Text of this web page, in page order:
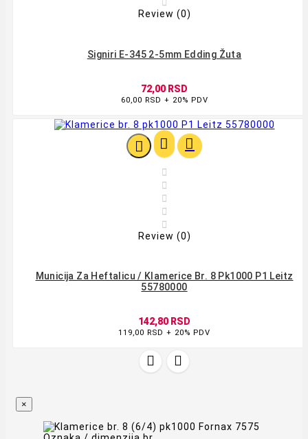

Review (0)
Signiri E-345 2-5mm Edding Žuta
72,00 RSD
60,00 RSD + 20% PDV
  





Review (0)
Municija Za Heftalicu / Klamerice Br. 8 Pk1000 P1 Leitz
55780000
142,80 RSD
119,00 RSD + 20% PDV
 
×